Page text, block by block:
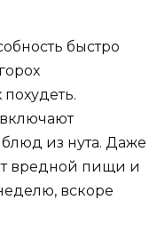
быстро
из нута. Даже
вредной пищи и
вскоре